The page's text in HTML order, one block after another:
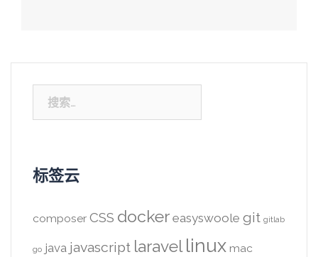
索：
标签云
composer CSS docker easyswoole git gitlab
go java javascript laravel linux mac